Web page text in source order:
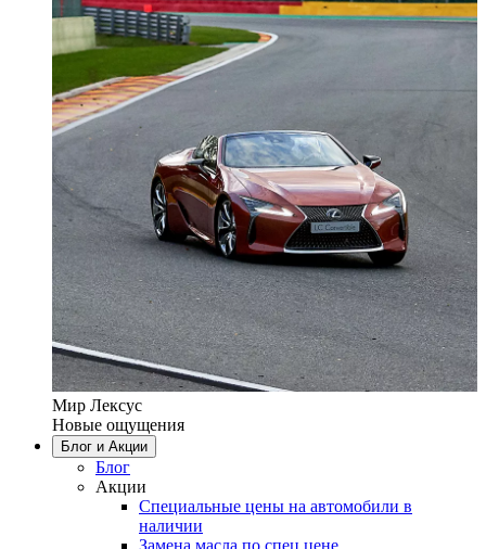
Мир Лексус
Новые ощущения
Блог и Акции
Блог
Акции
Специальные цены на автомобили в
наличии
Замена масла по спец цене